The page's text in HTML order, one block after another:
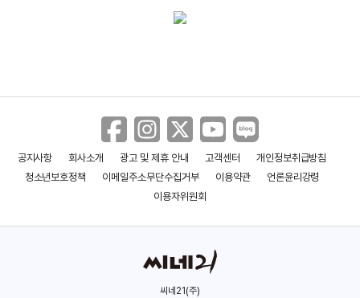
＜체리마호: 30살까지 동정이면
마법사가 될 수 있대＞ 런칭 예고편
＜호박과 마요네즈＞30초 예고편
＜호박과 마요네즈＞메인 예고편
공지사항 회사소개 광고 및 제휴 안내 고객센터
개인정보취급방침
청소년보호정책
이메일주소무단수집거부 이용약관
언론윤리강령
이용자위원회
씨네21(주)